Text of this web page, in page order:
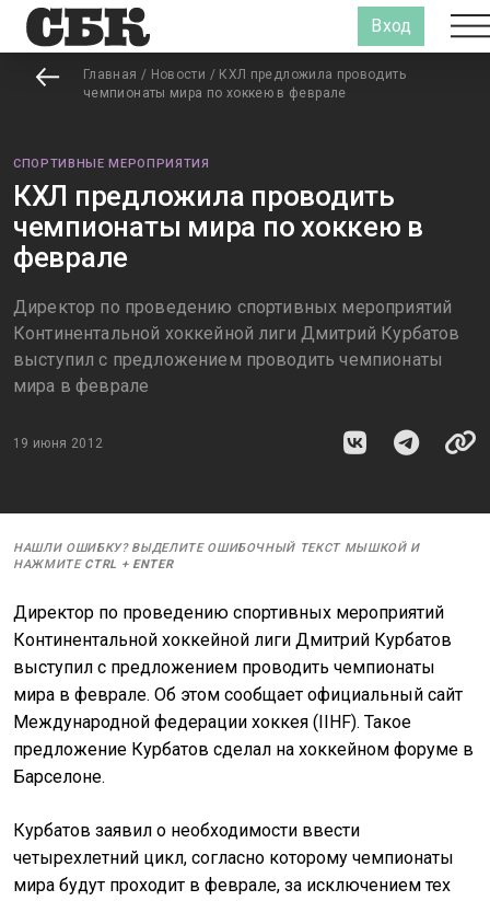
Вход
Главная / Новости / КХЛ предложила проводить
чемпионаты мира по хоккею в феврале
СПОРТИВНЫЕ МЕРОПРИЯТИЯ
КХЛ предложила проводить
чемпионаты мира по хоккею в
феврале
Директор по проведению спортивных мероприятий
Континентальной хоккейной лиги Дмитрий Курбатов
выступил с предложением проводить чемпионаты
мира в феврале
19 июня 2012
НАШЛИ ОШИБКУ? ВЫДЕЛИТЕ ОШИБОЧНЫЙ ТЕКСТ МЫШКОЙ И
НАЖМИТЕ CTRL + ENTER
Директор по проведению спортивных мероприятий
Континентальной хоккейной лиги Дмитрий Курбатов
выступил с предложением проводить чемпионаты
мира в феврале. Об этом сообщает официальный сайт
Международной федерации хоккея (IIHF). Такое
предложение Курбатов сделал на хоккейном форуме в
Барселоне.
Курбатов заявил о необходимости ввести
четырехлетний цикл, согласно которому чемпионаты
мира будут проходит в феврале, за исключением тех